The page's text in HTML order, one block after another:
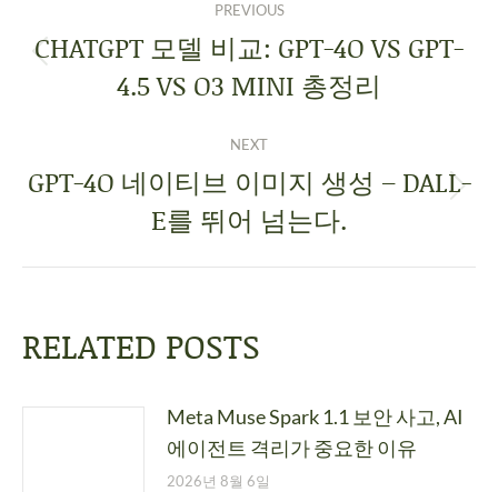
PREVIOUS
CHATGPT 모델 비교: GPT-4O VS GPT-
4.5 VS O3 MINI 총정리
NEXT
GPT-4O 네이티브 이미지 생성 – DALL-
E를 뛰어 넘는다.
RELATED POSTS
Meta Muse Spark 1.1 보안 사고, AI
에이전트 격리가 중요한 이유
2026년 8월 6일